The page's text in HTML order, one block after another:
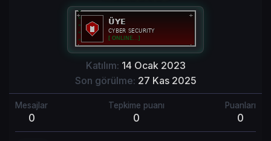
Katılım 14 Ocak 2023
Son görülme 27 Kas 2025
Mesajlar
0
Tepkime puanı
0
Puanları
0